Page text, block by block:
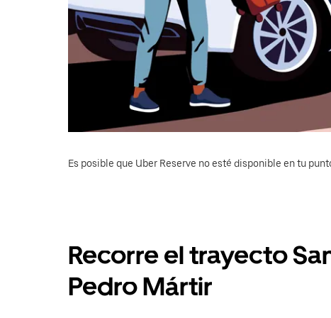
Es posible que Uber Reserve no esté disponible en tu
Recorre el trayecto
Pedro Mártir